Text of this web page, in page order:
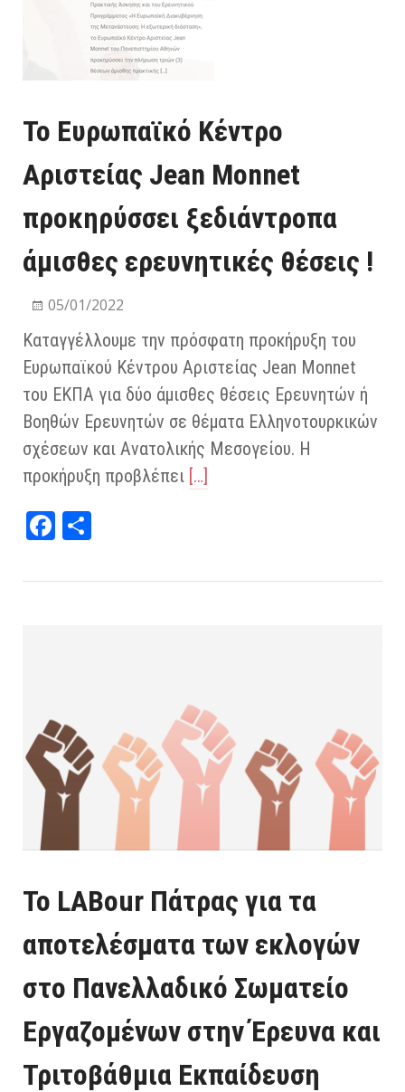
Το Ευρωπαϊκό Κέντρο
Αριστείας Jean Monnet
προκηρύσσει ξεδιάντροπα
άμισθες ερευνητικές θέσεις !
05/01/2022
Καταγγέλλουμε την πρόσφατη προκήρυξη του
Ευρωπαϊκού Κέντρου Αριστείας Jean Monnet
του ΕΚΠΑ για δύο άμισθες θέσεις Ερευνητών ή
Βοηθών Ερευνητών σε θέματα Ελληνοτουρκικών
σχέσεων και Ανατολικής Μεσογείου. Η
προκήρυξη προβλέπει […]
Fa
bo ρα
To LABour Πάτρας για τα
αποτελέσματα των εκλογών
στο Πανελλαδικό Σωματείο
Εργαζομένων στην Έρευνα και
Τριτοβάθμια Εκπαίδευση